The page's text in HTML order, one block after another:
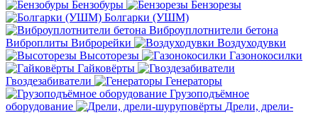
Бензобуры
Бензорезы
Болгарки (УШМ)
Виброуплотнители бетона
Виброплиты Виброрейки
Воздуходувки
Высоторезы
Газонокосилки
Гайковёрты
Гвоздезабиватели
Генераторы
Грузоподъёмное
оборудование
Дрели, дрели-